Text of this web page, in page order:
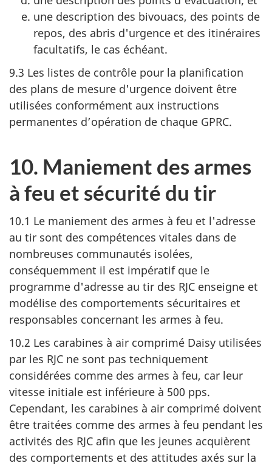
une description des bivouacs, des points de
repos, des abris d'urgence et des itinéraires
facultatifs, le cas échéant.
9.3 Les listes de contrôle pour la planification
des plans de mesure d'urgence doivent être
utilisées conformément aux instructions
permanentes d’opération de chaque GPRC.
10. Maniement des armes
à feu et sécurité du tir
10.1 Le maniement des armes à feu et l'adresse
au tir sont des compétences vitales dans de
nombreuses communautés isolées,
conséquemment il est impératif que le
programme d'adresse au tir des RJC enseigne et
modélise des comportements sécuritaires et
responsables concernant les armes à feu.
10.2 Les carabines à air comprimé Daisy utilisées
par les RJC ne sont pas techniquement
considérées comme des armes à feu, car leur
vitesse initiale est inférieure à 500 pps.
Cependant, les carabines à air comprimé doivent
être traitées comme des armes à feu pendant les
activités des RJC afin que les jeunes acquièrent
des comportements et des attitudes axés sur la